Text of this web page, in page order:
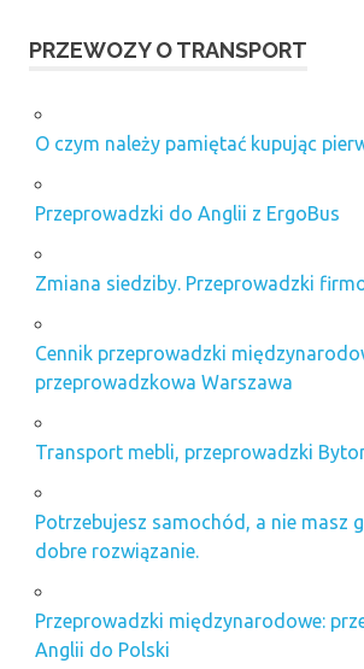
PRZEWOZY O TRANSPORT
O czym należy pamiętać kupując
Przeprowadzki do Anglii z ErgoBus
Zmiana siedziby. Przeprowadzki
Cennik przeprowadzki
przeprowadzkowa Warszawa
Transport mebli, przeprowadzki
Potrzebujesz samochód, a nie masz
dobre rozwiązanie.
Przeprowadzki międzynarodowe:
Anglii do Polski